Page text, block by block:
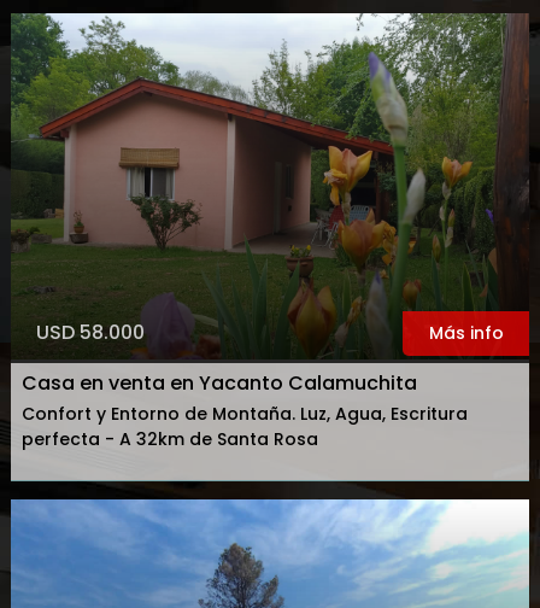
Más info
USD 58.000
Casa en venta en Yacanto Calamuchita
Confort y Entorno de Montaña. Luz, Agua, Escritura
perfecta - A 32km de Santa Rosa